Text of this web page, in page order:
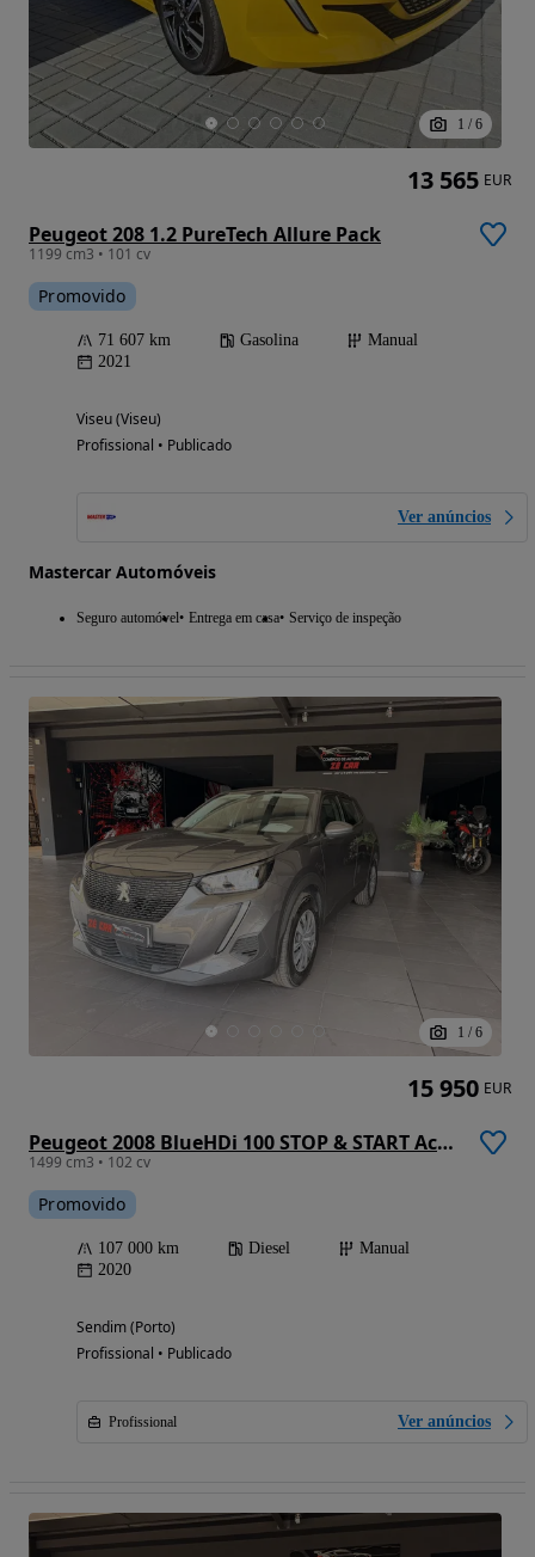
1 / 6
Peugeot 208 1.2 PureTech Allure Pack
1199 cm3 • 101 cv
Promovido
71 607 km Gasolina
Manual
2021
Viseu (Viseu)
Profissional • Publicado
Ver anúncios
Mastercar Automóveis
Seguro automóvel Entrega em casa Serviço de inspeção
13 565 EUR
1 / 6
Peugeot 2008 BlueHDi 100 STOP & START Active
1499 cm3 • 102 cv
Promovido
107 000 km Diesel
Manual
2020
Sendim (Porto)
Profissional • Publicado
Profissional Ver anúncios
15 950 EUR